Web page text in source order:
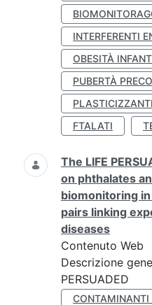
INTERFERENTI
OBESITÀ
PUBERTÀ
PLASTICIZZANTI
FTALATI
The LIFE
on phthalates
biomonitoring
pairs linking
diseases
Contenuto Web
Descrizione
PERSUADED
CONTAMINANTI